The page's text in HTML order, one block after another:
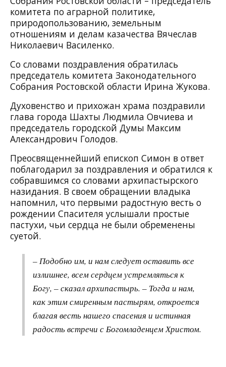
комитета по аграрной политике,
природопользованию, земельным
отношениям и делам казачества Вячеслав
Николаевич Василенко.
Со словами поздравления обратилась
председатель комитета Законодательного
Собрания Ростовской области Ирина Жукова.
Духовенство и прихожан храма поздравили
глава города Шахты Людмила Овчиева и
председатель городской Думы Максим
Александрович Голодов.
Преосвященнейший епископ Симон в ответ
поблагодарил за поздравления и обратился к
собравшимся со словами архипастырского
назидания. В своем обращении владыка
напомнил, что первыми радостную весть о
рождении Спасителя услышали простые
пастухи, чьи сердца не были обременены
суетой.
– Подобно им, и нам следует оставить все
излишнее, всем сердцем устремляться к
Богу, – сказал архипастырь. – Тогда и нам,
как этим смиренным пастырям, откроется
благая весть нашего спасения и истинная
радость встречи с Богомладенцем Христом.